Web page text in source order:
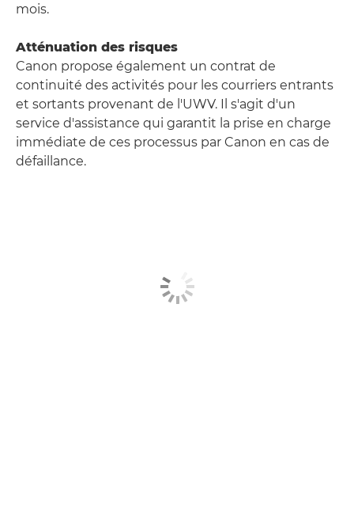
mois.
Atténuation des risques
Canon propose également un contrat de
continuité des activités pour les courriers entrants
et sortants provenant de l'UWV. Il s'agit d'un
service d'assistance qui garantit la prise en charge
immédiate de ces processus par Canon en cas de
défaillance.